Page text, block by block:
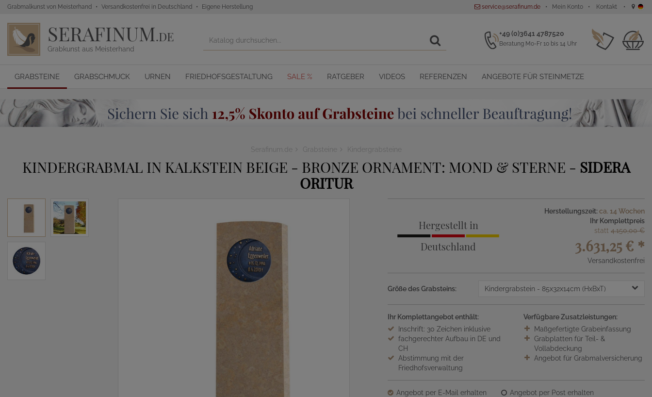
Grabmalkunst von Meisterhand Versandkostenfrei in Deutschland Eigene Herstellung service@serafinum.de Mein Konto Kontakt
SERAFINUM.DE
Grabkunst aus Meisterhand
+49 (0)3641 4787520
Beratung Mo-Fr 10 bis 14 Uhr
GRABSTEINE GRABSCHMUCK URNEN FRIEDHOFSGESTALTUNG SALE % RATGEBER VIDEOS REFERENZEN ANGEBOTE FÜR STEINMETZE
Serafinum.de Grabsteine Kindergrabsteine
KINDERGRABMAL IN KALKSTEIN BEIGE - BRONZE ORNAMENT: MOND & STERNE - SIDERA
ORITUR
Hergestellt in
Deutschland
Herstellungszeit: ca. 14 Wochen
Ihr Komplettpreis
statt 4.150,00 €
3.631,25 € *
Versandkostenfrei
Größe des Grabsteins: Kindergrabstein - 85x32x14cm (HxBxT)
Ihr Komplettangebot enthält:
Inschrift: 30 Zeichen inklusive
fachgerechter Aufbau in DE und
CH
Abstimmung mit der
Friedhofsverwaltung
Verfügbare Zusatzleistungen:
Maßgefertigte Grabeinfassung
Grabplatten für Teil- &
Vollabdeckung
Angebot für Grabmalversicherung
Angebot per E-Mail erhalten
Angebot per Post erhalten